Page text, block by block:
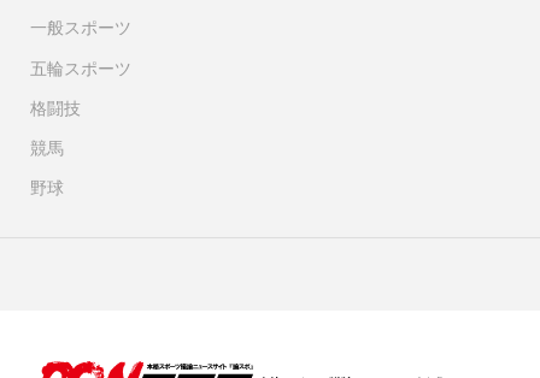
一般スポーツ
五輪スポーツ
格闘技
競馬
野球